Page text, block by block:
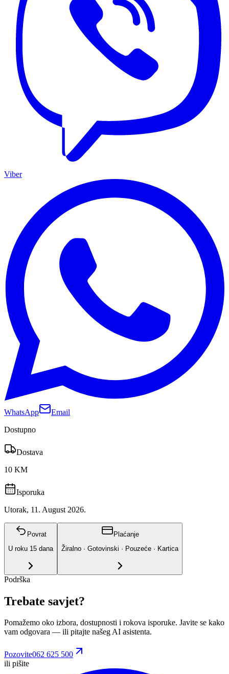
Viber
WhatsApp
Email
Dostupno
Dostava
10 KM
Isporuka
Utorak, 11. August 2026.
Povrat
U roku 15 dana
Plaćanje
Žiralno · Gotovinski · Pouzeće · Kartica
Podrška
Trebate savjet?
Pomažemo oko izbora, dostupnosti i rokova isporuke. Javite se kako
vam odgovara — ili pitajte našeg AI asistenta.
Pozovite062 625 500
ili pišite